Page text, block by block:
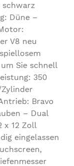
schwarz
Düne –
V8 neu
Sie schnell
350
Bravo
– Dual
12 Zoll
eingelassen